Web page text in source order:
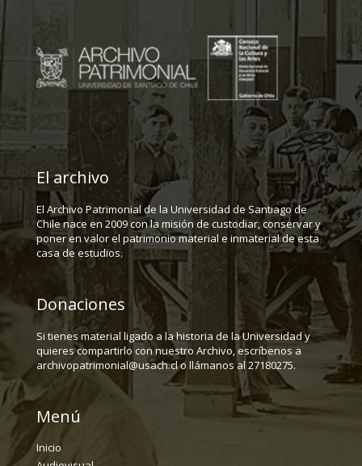
El archivo
El Archivo Patrimonial de la Universidad de Santiago de
Chile nace en 2009 con la misión de custodiar, conservar y
poner en valor el patrimonio material e inmaterial de esta
casa de estudios.
Donaciones
Si tienes material ligado a la historia de la Universidad y
quieres compartirlo con nuestro Archivo, escríbenos a
archivopatrimonial@usach.cl o llámanos al 27180275.
Menú
Inicio